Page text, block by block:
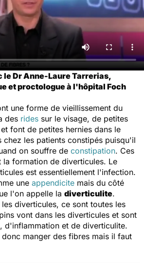
le Dr Anne-Laure Tarrerias,
et proctologue à l'hôpital Foch
une forme de vieillissement du
des rides sur le visage, de petites
font de petites hernies dans le
chez les patients constipés puisqu'il
on souffre de constipation. Ces
la formation de diverticules. Le
est essentiellement l'infection.
une appendicite mais du côté
l'on appelle la diverticulite.
diverticules, ce sont toutes les
vont dans les diverticules et sont
d'inflammation et de diverticulite.
manger des fibres mais il faut